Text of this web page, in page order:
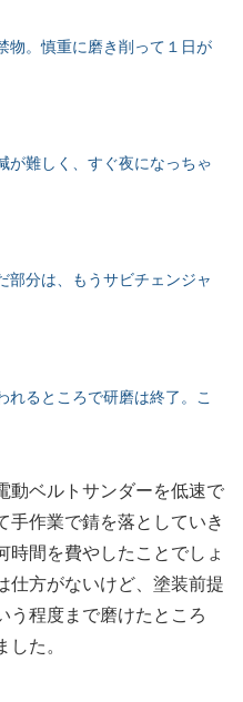
物。慎重に磨き削って１日が
が難しく、すぐ夜になっちゃ
部分は、もうサビチェンジャ
れるところで研磨は終了。こ
動ベルトサンダーを低速で
手作業で錆を落としていき
時間を費やしたことでしょ
仕方がないけど、塗装前提
う程度まで磨けたところ
た。